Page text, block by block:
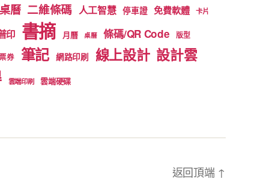
曆 二維條碼 人工智慧 停車證 免費軟體 卡片
印 書摘 月曆 桌曆 條碼/QR Code 版型
券 筆記 網路印刷 線上設計 設計雲
雲端印刷 雲端硬碟
返回頂端 ↑